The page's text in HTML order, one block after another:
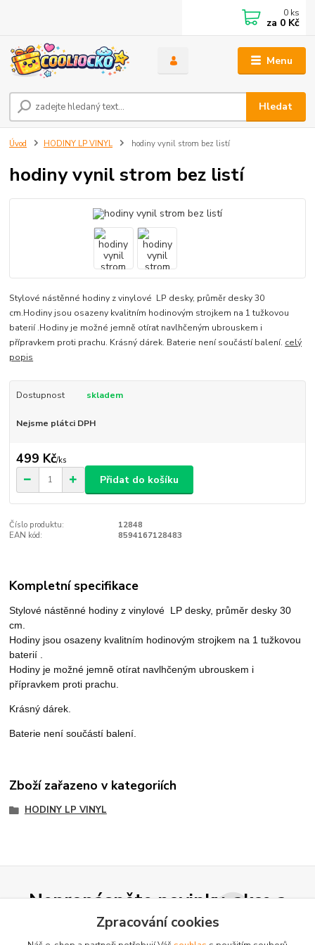
Menu
Hledat
0 ks
za 0 Kč
Úvod HODINY LP VINYL hodiny vynil strom bez listí
hodiny vynil strom bez listí
Stylové nástěnné hodiny z vinylové LP desky, průměr desky 30
cm.Hodiny jsou osazeny kvalitním hodinovým strojkem na 1 tužkovou
baterií .Hodiny je možné jemně otírat navlhčeným ubrouskem i
přípravkem proti prachu. Krásný dárek. Baterie není součástí balení. celý
popis
Dostupnost skladem
Nejsme plátci DPH
499 Kč/ks
Přidat do košíku
Číslo produktu:
12848
EAN kód:
8594167128483
Kompletní specifikace
Stylové nástěnné hodiny z vinylové LP desky, průměr desky 30
cm.
Hodiny jsou osazeny kvalitním hodinovým strojkem na 1 tužkovou
baterií .
Hodiny je možné jemně otírat navlhčeným ubrouskem i
přípravkem proti prachu.
Krásný dárek.
Baterie není součástí balení.
Zboží zařazeno v kategoriích
HODINY LP VINYL
Nepropásněte novinky, akce a
slevy!
Zpracování cookies